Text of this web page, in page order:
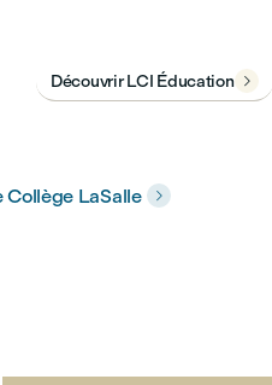
Découvrir LCI Éducation 
Collège LaSalle 